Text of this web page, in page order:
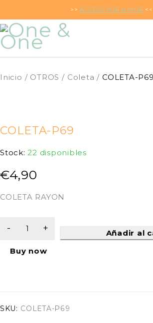
>>ACCESO POR MAYOR <<
Inicio / OTROS / Coleta / COLETA-P69
COLETA-P69
Stock: 22 disponibles
COLETA RAYON
€4,90
Añadir al
Buy now
SKU: COLETA-P69